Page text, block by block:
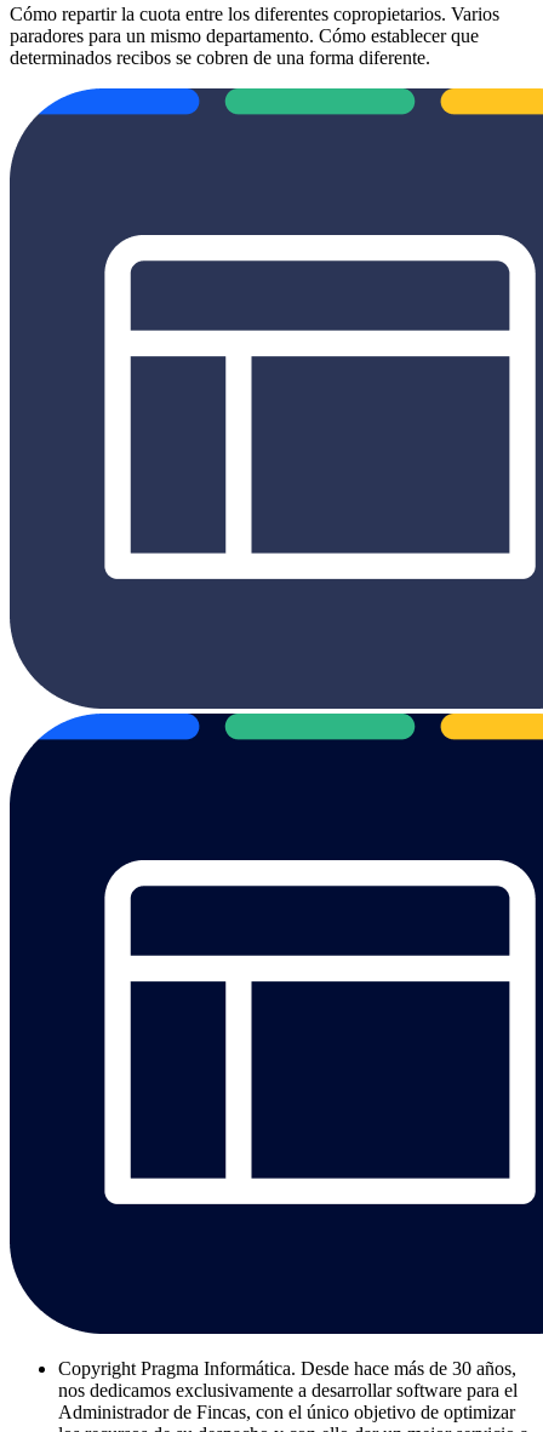
Cómo repartir la cuota entre los diferentes copropietarios. Varios
paradores para un mismo departamento. Cómo establecer que
determinados recibos se cobren de una forma diferente.
Copyright Pragma Informática. Desde hace más de 30 años,
nos dedicamos exclusivamente a desarrollar software para el
Administrador de Fincas, con el único objetivo de optimizar